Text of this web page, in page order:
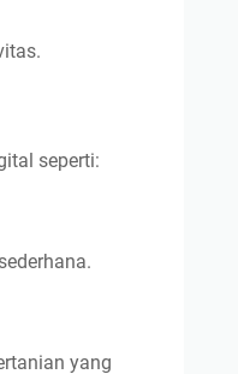
seperti:
yang